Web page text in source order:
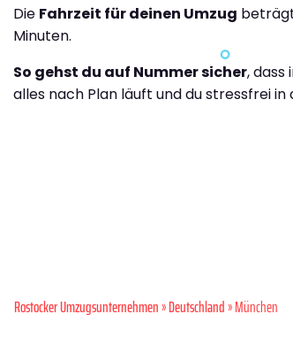
Die Fahrzeit für deinen Umzug
Minuten.
So gehst du auf Nummer sicher, dass
alles nach Plan läuft und du stressfrei
Rostocker Umzugsunternehmen»Deutschland» München